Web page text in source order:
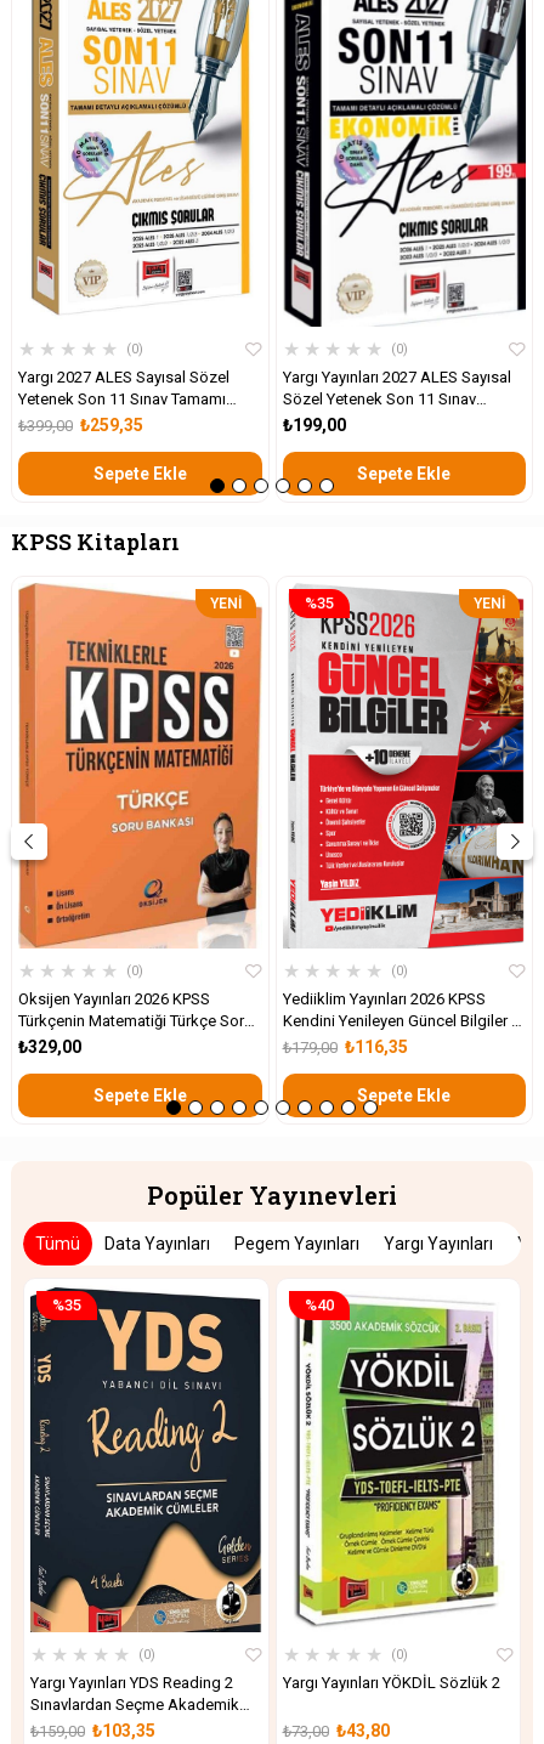
★ ★ ★ ★ ★ 0
Yargı 2027 ALES Sayısal Sözel
Yetenek Son 11 Sınav Tamamı
Çözümlü Çıkmış Sorular
₺259,35
₺399,00
Sepete Ekle
ÜRÜN
★ ★ ★ ★ ★ 0
Yargı Yayınları 2027 ALES Sayısal
Sözel Yetenek Son 11 Sınav
Çıkmış Sorular
₺199,00
Sepete Ekle
ÜRÜN
KPSS Kitapları
★ ★ ★ ★ ★ 0
Oksijen Yayınları 2026 KPSS
Türkçenin Matematiği Türkçe Soru
Bankası
₺329,00
Sepete Ekle
YENI
ÜRÜN
★ ★ ★ ★ ★ 0
Yediiklim Yayınları 2026 KPSS
Kendini Yenileyen Güncel Bilgiler +
10 Deneme İlaveli
₺116,35
₺179,00
Sepete Ekle
%35
YENI
ÜRÜN
Popüler Yayınevleri
Tümü Data Yayınları Pegem Yayınları Yargı Yayınları
★ ★ ★ ★ ★ 0
Yargı Yayınları YDS Reading 2
Sınavlardan Seçme Akademik
Cümleler ₺103,35
₺159,00
%35
★ ★ ★ ★ ★ 0
Yargı Yayınları YÖKDİL Sözlük 2
₺43,80
₺73,00
%40